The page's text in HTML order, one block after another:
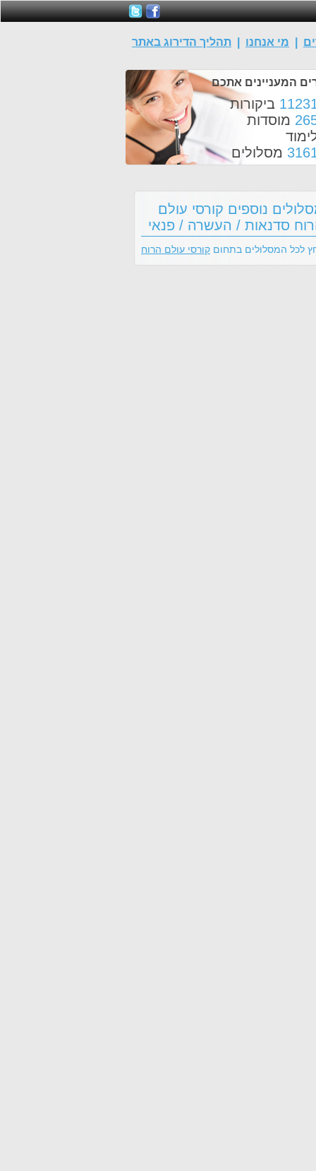
מי אנחנו תהליך הדירוג באתר
המעניינים אתכם
ביקורות
מוסדות
מסלולים
נוספים קורסי עולם
סדנאות / העשרה / פנאי
לכל המסלולים בתחום קורסי עולם הרוח